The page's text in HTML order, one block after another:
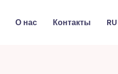
О нас Контакты RU